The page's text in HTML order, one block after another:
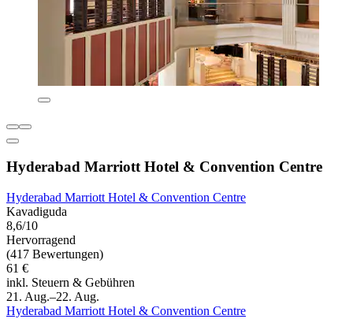
Hyderabad Marriott Hotel & Convention Centre
Hyderabad Marriott Hotel & Convention Centre
Kavadiguda
8,6/10
Hervorragend
(417 Bewertungen)
61 €
inkl. Steuern & Gebühren
21. Aug.–22. Aug.
Hyderabad Marriott Hotel & Convention Centre